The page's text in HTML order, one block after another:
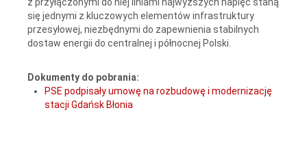
się jednymi z kluczowych elementów infrastruktury
przesyłowej, niezbędnymi do zapewnienia stabilnych
dostaw energii do centralnej i północnej Polski.
Dokumenty do pobrania:
PSE podpisały umowę na rozbudowę i modernizację
stacji Gdańsk Błonia